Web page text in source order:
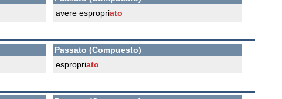
avere espropriato
Passato (Compuesto)
espropriato